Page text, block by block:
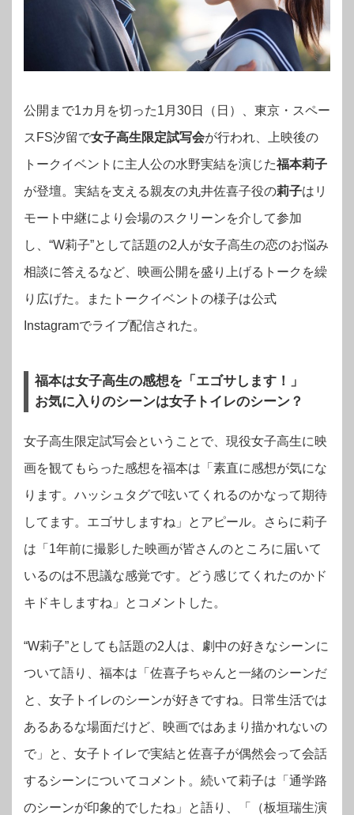
公開まで1カ月を切った1月30日（日）、東京・スペー
スFS汐留で女子高生限定試写会が行われ、上映後の
トークイベントに主人公の水野実結を演じた福本莉子
が登壇。実結を支える親友の丸井佐喜子役の莉子はリ
モート中継により会場のスクリーンを介して参加
し、“W莉子”として話題の2人が女子高生の恋のお悩み
相談に答えるなど、映画公開を盛り上げるトークを繰
り広げた。またトークイベントの様子は公式
Instagramでライブ配信された。
福本は女子高生の感想を「エゴサします！」
お気に入りのシーンは女子トイレのシーン？
女子高生限定試写会ということで、現役女子高生に映
画を観てもらった感想を福本は「素直に感想が気にな
ります。ハッシュタグで呟いてくれるのかなって期待
してます。エゴサしますね」とアピール。
さらに莉子
は「1年前に撮影した映画が皆さんのところに届いて
いるのは不思議な感覚です。どう感じてくれたのかド
キドキしますね」とコメントした。
“W莉子”としても話題の2人は、劇中の好きなシーンに
ついて語り、福本は「佐喜子ちゃんと一緒のシーンだ
と、女子トイレのシーンが好きですね。日常生活では
あるあるな場面だけど、映画ではあまり描かれないの
で」と、女子トイレで実結と佐喜子が偶然会って会話
するシーンについてコメント。続いて莉子は「通学路
のシーンが印象的でしたね」と語り、「（板垣瑞生演